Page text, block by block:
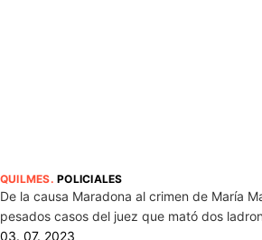
QUILMES.POLICIALES
De la causa Maradona al crimen de María
pesados casos del juez que mató dos
03. 07. 2023